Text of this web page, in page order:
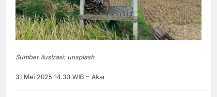
Sumber ilustrasi: unsplash
31 Mei 2025 14.30 WIB – Akar